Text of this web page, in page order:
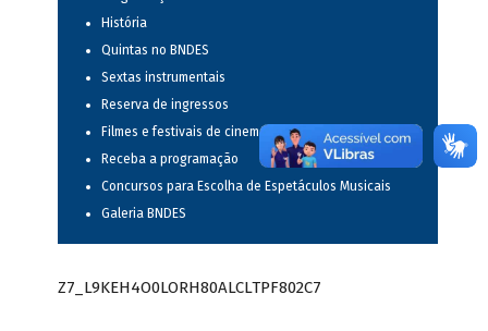
História
Quintas no BNDES
Sextas instrumentais
Reserva de ingressos
Filmes e festivais de cinema
Receba a programação
Concursos para Escolha de Espetáculos Musicais
Galeria BNDES
Z7_L9KEH4O0LORH80ALCLTPF802C7